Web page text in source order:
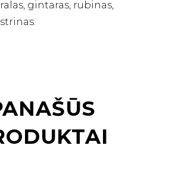
gintaras, rubinas,